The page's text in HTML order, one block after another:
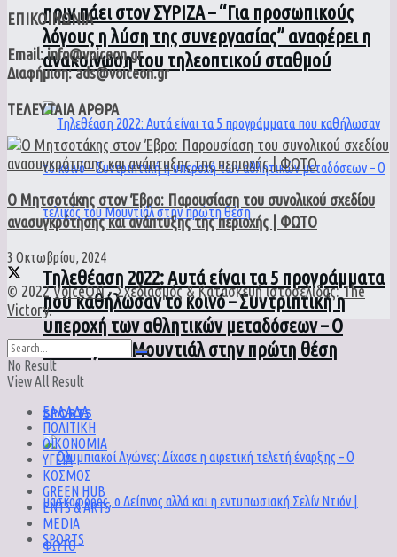
πριν πάει στον ΣΥΡΙΖΑ – “Για προσωπικούς
λόγους η λύση της συνεργασίας” αναφέρει η
ανακοίνωση του τηλεοπτικού σταθμού
Τηλεθέαση 2022: Αυτά είναι τα 5 προγράμματα
που καθήλωσαν το κοινό – Συντριπτική η
υπεροχή των αθλητικών μεταδόσεων – Ο
τελικός του Μουντιάλ στην πρώτη θέση
SPORTS
ΕΠΙΚΟΙΝΩΝΙΑ
Email: info@voiceon.gr
Διαφήμιση: ads@voiceon.gr
ΤΕΛΕΥΤΑΙΑ ΑΡΘΡΑ
Ο Μητσοτάκης στον Έβρο: Παρουσίαση του συνολικού σχεδίου
ανασυγκρότησης και ανάπτυξης της περιοχής | ΦΩΤΟ
3 Οκτωβρίου, 2024
© 2022VoiceON- Σχεδιασμός & Κατασκευή ιστοσελίδας:The
Victory.
No Result
View All Result
ΕΛΛΑΔΑ
ΠΟΛΙΤΙΚΗ
ΟΙΚΟΝΟΜΙΑ
ΥΓΕΙΑ
ΚΟΣΜΟΣ
GREEN HUB
ENTS & ARTS
MEDIA
SPORTS